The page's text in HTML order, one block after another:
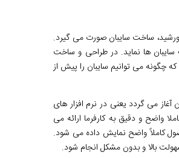
ساخت سایبان صورت می گیرد.
سایبان ها نماید. در طراحی و ساخت
چگونه می توانیم سایبان را پیش از
می گردد یعنی در نرم افزار های
واضح و دقیق به کارفرما ارائه می
کاملاً واضح نمایش داده می شود.
بالا و بدون مشکل انجام شود.